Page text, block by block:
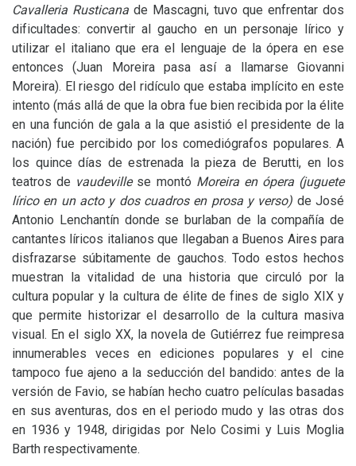
Cavalleria Rusticana de Mascagni, tuvo que enfrentar dos
dificultades: convertir al gaucho en un personaje lírico y
utilizar el italiano que era el lenguaje de la ópera en ese
entonces (Juan Moreira pasa así a llamarse Giovanni
Moreira). El riesgo del ridículo que estaba implícito en este
intento (más allá de que la obra fue bien recibida por la élite
en una función de gala a la que asistió el presidente de la
nación) fue percibido por los comediógrafos populares. A
los quince días de estrenada la pieza de Berutti, en los
teatros de vaudeville se montó Moreira en ópera (juguete
lírico en un acto y dos cuadros en prosa y verso) de José
Antonio Lenchantín donde se burlaban de la compañía de
cantantes líricos italianos que llegaban a Buenos Aires para
disfrazarse súbitamente de gauchos. Todo estos hechos
muestran la vitalidad de una historia que circuló por la
cultura popular y la cultura de élite de fines de siglo XIXy
que permite historizar el desarrollo de la cultura masiva
visual. En el siglo XX, la novela de Gutiérrez fue reimpresa
innumerables veces en ediciones populares y el cine
tampoco fue ajeno a la seducción del bandido: antes de la
versión de Favio, se habían hecho cuatro películas basadas
en sus aventuras, dos en el periodo mudo y las otras dos
en 1936 y 1948, dirigidas por Nelo Cosimi y Luis Moglia
Barth respectivamente.